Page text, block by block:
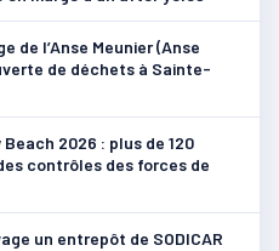
de l’Anse Meunier (Anse
de déchets à Sainte-
2026 : plus de 120
contrôles des forces de
un entrepôt de SODICAR